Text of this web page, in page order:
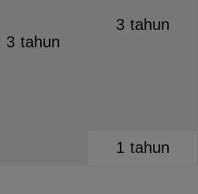
3 tahun
3 tahun
1 tahun